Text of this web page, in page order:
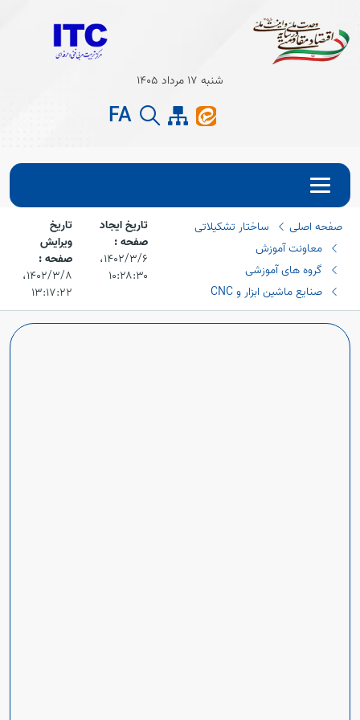
Open
شنبه 17 مرداد 1405
FA
صفحه اصلی
ساختار تشکیلاتی
معاونت آموزش
گروه های آموزشی
صنایع ماشین ابزار و CNC
تاریخ ایجاد
صفحه :
۱۴۰۲/۳/۶،‏
۱۰:۲۸:۳۰
تاریخ
ویرایش
صفحه :
۱۴۰۲/۳/۸،‏
۱۳:۱۷:۲۲